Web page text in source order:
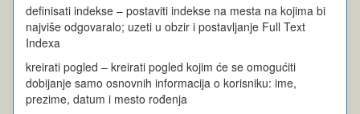
definisati indekse – postaviti indekse na mesta na kojima bi
najviše odgovaralo; uzeti u obzir i postavljanje Full Text
Indexa
kreirati pogled – kreirati pogled kojim će se omogućiti
dobijanje samo osnovnih informacija o korisniku: ime,
prezime, datum i mesto rođenja